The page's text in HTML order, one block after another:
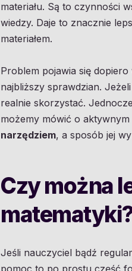
materiału. Są to czynności
wiedzy. Daje to znacznie
materiałem.
Problem pojawia się
najbliższy sprawdzian.
realnie skorzystać.
możemy mówić o
narzędziem, a sposób jej
Czy można
Jeśli nauczyciel bądź
pomoc to po prostu część